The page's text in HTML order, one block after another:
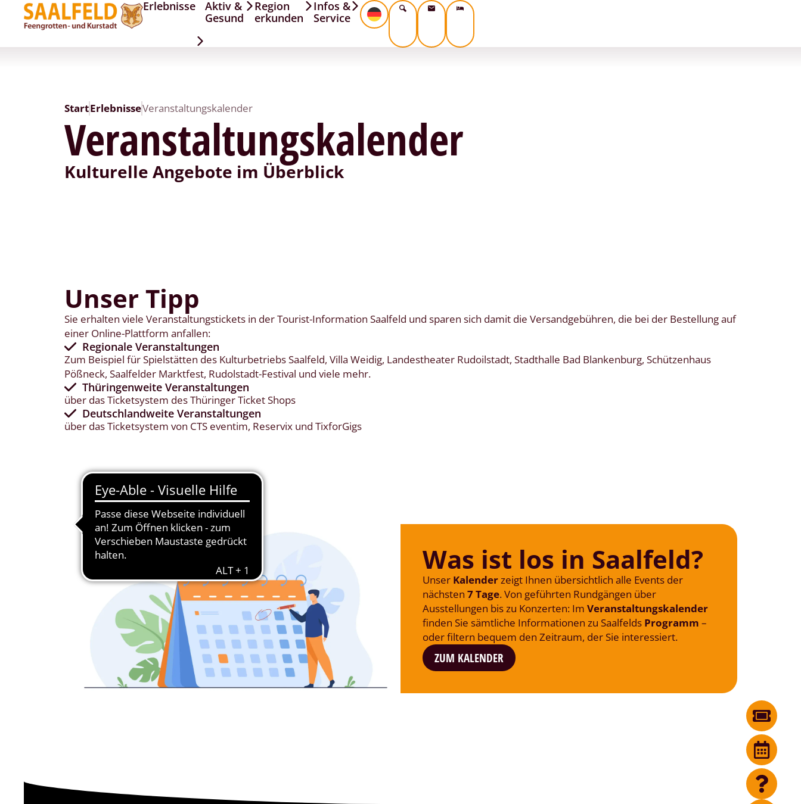
Erlebnisse
Aktiv &
Gesund
Region
erkunden
Infos &
Service
StartErlebnisseVeranstaltungskalender
Veranstaltungskalender
Kulturelle Angebote im Überblick
Unser Tipp
Sie erhalten viele Veranstaltungstickets in der Tourist-Information Saalfeld und sparen sich damit die Versandgebühren, die bei der Bestellung auf
einer Online-Plattform anfallen:
Regionale Veranstaltungen
Zum Beispiel für Spielstätten des Kulturbetriebs Saalfeld, Villa Weidig, Landestheater Rudoilstadt, Stadthalle Bad Blankenburg, Schützenhaus
Pößneck, Saalfelder Marktfest, Rudolstadt-Festival und viele mehr.
Thüringenweite Veranstaltungen
über das Ticketsystem des Thüringer Ticket Shops
Deutschlandweite Veranstaltungen
über das Ticketsystem von CTS eventim, Reservix und TixforGigs
Was ist los in Saalfeld?
Unser Kalenderzeigt Ihnen übersichtlich alle Events der
nächsten7 Tage. Von geführten Rundgängen über
Ausstellungen bis zu Konzerten: ImVeranstaltungskalender
finden Sie sämtliche Informationen zu Saalfelds Programm –
oder filtern bequem den Zeitraum, der Sie interessiert.
ZUM KALENDER